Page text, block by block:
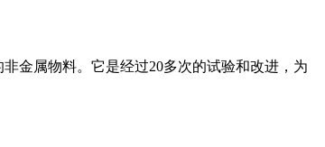
金属物料。它是经过20多次的试验和改进，为